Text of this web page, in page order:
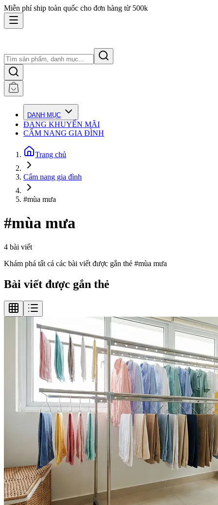
Miễn phí ship toàn quốc cho đơn hàng từ 500k
DANH MỤC
ĐANG KHUYẾN MÃI
CẨM NANG GIA ĐÌNH
Trang chủ
Cẩm nang gia đình
#mùa mưa
#mùa mưa
4 bài viết
Khám phá tất cả các bài viết được gắn thẻ #mùa mưa
Bài viết được gắn thẻ